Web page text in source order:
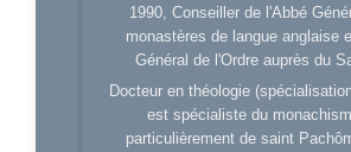
1990, Conseiller de l'Abbé
monastères de langue anglaise
Général de l'Ordre auprès du
Docteur en théologie
est spécialiste du
particulièrement de saint